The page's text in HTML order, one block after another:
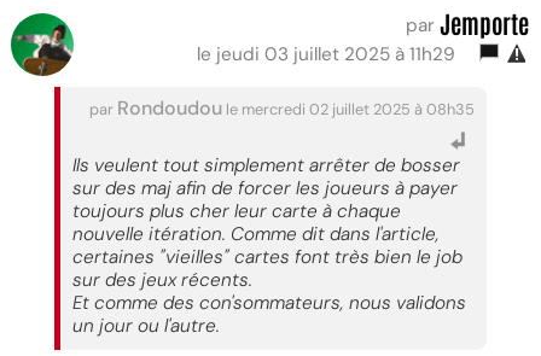
par Jemporte
le jeudi 03 juillet 2025 à 11h29
par Rondoudou le mercredi 02 juillet 2025 à 08h35
Ils veulent tout simplement arrêter de bosser
sur des maj afin de forcer les joueurs à payer
toujours plus cher leur carte à chaque
nouvelle itération. Comme dit dans l'article,
certaines "vieilles" cartes font très bien le job
sur des jeux récents.
Et comme des con'sommateurs, nous validons
un jour ou l'autre.